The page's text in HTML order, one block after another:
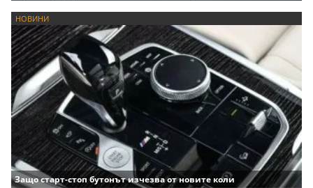
НОВИНИ
Защо старт-стоп бутонът изчезва от новите коли